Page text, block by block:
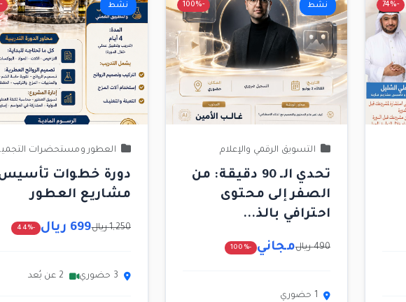
-74% نشط -100%
التسويق الرقمي والإعلام
تحدي الـ 90 دقيقة: من
الصفر إلى محتوى
احترافي بالذ...
490 ريال مجاني -100%
1 حضوري
نشط -44%
العطور ومستحضرات
دورة خطوات
مشاريع العطور
1,250 ريال 699 ريال -44%
3 حضوري 2 عن بُعد